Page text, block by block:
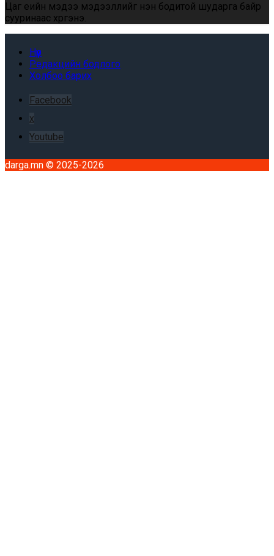
Цаг үеийн мэдээ мэдээллийг үнэн бодитой шударга байр
сууринаас хүргэнэ.
Нүүр
Редакцийн бодлого
Холбоо барих
Facebook
x
Youtube
darga.mn © 2025-2026